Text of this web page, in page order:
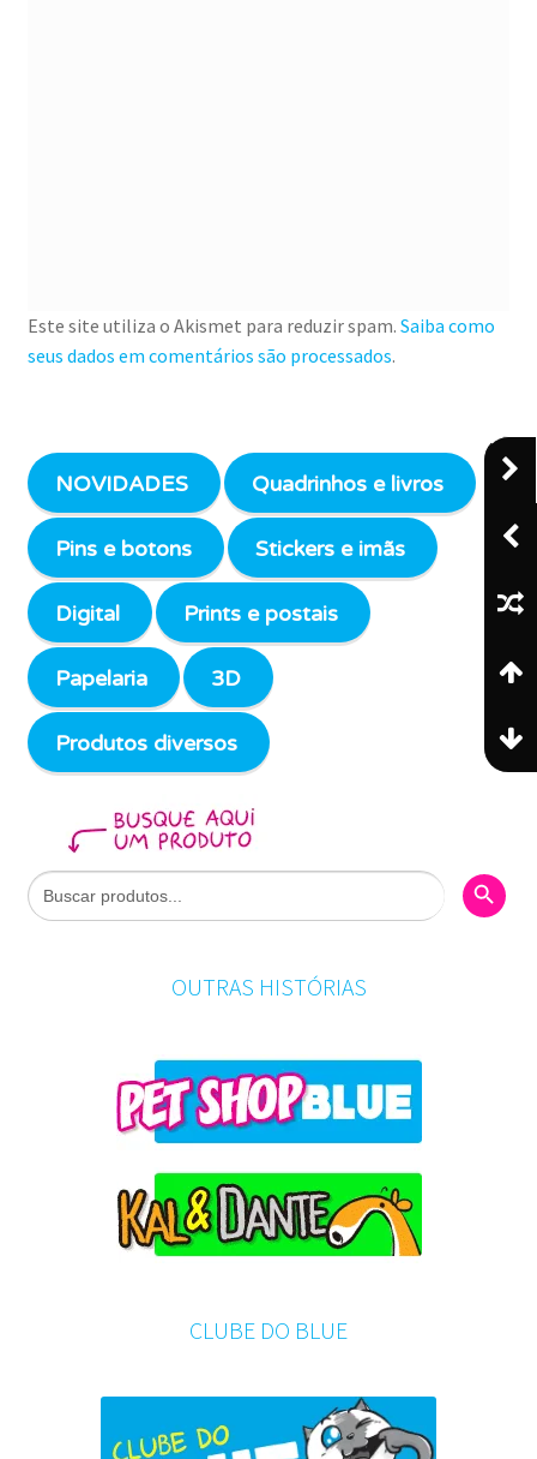
Este site utiliza o Akismet para reduzir spam. Saiba como
seus dados em comentários são processados.
NOVIDADES Quadrinhos e livros
Pins e botons Stickers e imãs
Digital Prints e postais
Papelaria 3D
Produtos diversos
Search
for:
Search
OUTRAS HISTÓRIAS
CLUBE DO BLUE